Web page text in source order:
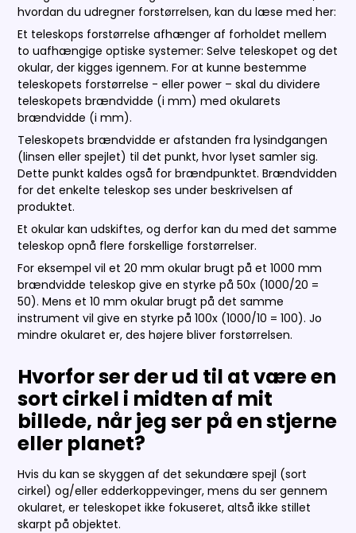
hvordan du udregner forstørrelsen, kan du læse med her:
Et teleskops forstørrelse afhænger af forholdet mellem
to uafhængige optiske systemer: Selve teleskopet og det
okular, der kigges igennem. For at kunne bestemme
teleskopets forstørrelse - eller power – skal du dividere
teleskopets brændvidde (i mm) med okularets
brændvidde (i mm).
Teleskopets brændvidde er afstanden fra lysindgangen
(linsen eller spejlet) til det punkt, hvor lyset samler sig.
Dette punkt kaldes også for brændpunktet. Brændvidden
for det enkelte teleskop ses under beskrivelsen af
produktet.
Et okular kan udskiftes, og derfor kan du med det samme
teleskop opnå flere forskellige forstørrelser.
For eksempel vil et 20 mm okular brugt på et 1000 mm
brændvidde teleskop give en styrke på 50x (1000/20 =
50). Mens et 10 mm okular brugt på det samme
instrument vil give en styrke på 100x (1000/10 = 100). Jo
mindre okularet er, des højere bliver forstørrelsen.
Hvorfor ser der ud til at være en
sort cirkel i midten af mit
billede, når jeg ser på en stjerne
eller planet?
Hvis du kan se skyggen af det sekundære spejl (sort
cirkel) og/eller edderkoppevinger, mens du ser gennem
okularet, er teleskopet ikke fokuseret, altså ikke stillet
skarpt på objektet.